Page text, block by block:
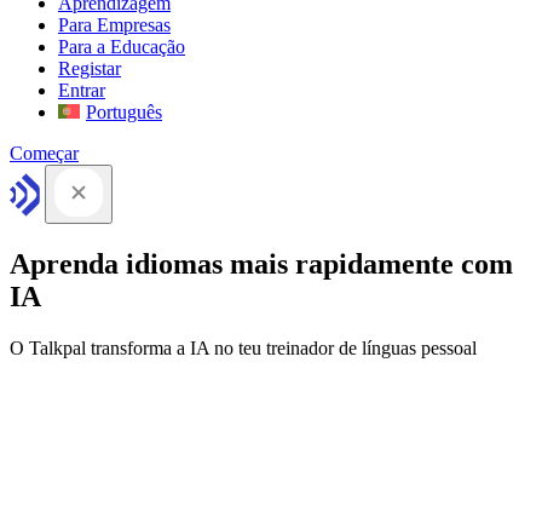
Para Empresas
Para a Educação
Registar
Entrar
Português
Começar
Aprenda idiomas mais rapidamente com
IA
O Talkpal transforma a IA no teu treinador de línguas pessoal